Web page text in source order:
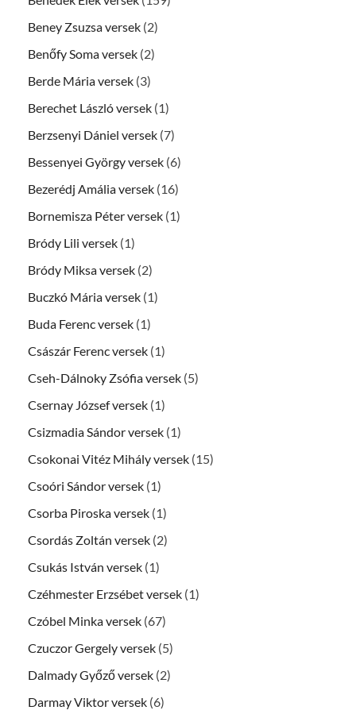
Beney Zsuzsa versek (2)
Benőfy Soma versek (2)
Berde Mária versek (3)
Berechet László versek (1)
Berzsenyi Dániel versek (7)
Bessenyei György versek (6)
Bezerédj Amália versek (16)
Bornemisza Péter versek (1)
Bródy Lili versek (1)
Bródy Miksa versek (2)
Buczkó Mária versek (1)
Buda Ferenc versek (1)
Császár Ferenc versek (1)
Cseh-Dálnoky Zsófia versek (5)
Csernay József versek (1)
Csizmadia Sándor versek (1)
Csokonai Vitéz Mihály versek (15)
Csoóri Sándor versek (1)
Csorba Piroska versek (1)
Csordás Zoltán versek (2)
Csukás István versek (1)
Czéhmester Erzsébet versek (1)
Czóbel Minka versek (67)
Czuczor Gergely versek (5)
Dalmady Győző versek (2)
Darmay Viktor versek (6)